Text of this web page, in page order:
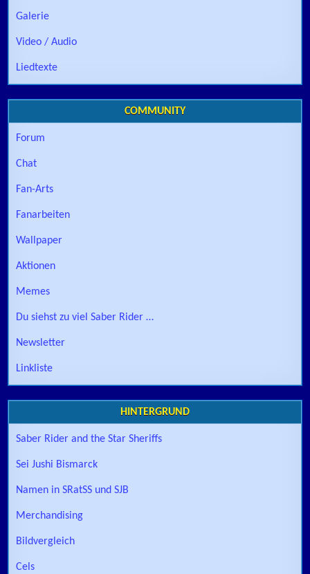
Galerie
Video / Audio
Liedtexte
COMMUNITY
Forum
Chat
Fan-Arts
Fanarbeiten
Wallpaper
Aktionen
Memes
Du siehst zu viel Saber Rider …
Newsletter
Linkliste
HINTERGRUND
Saber Rider and the Star Sheriffs
Sei Jushi Bismarck
Namen in SRatSS und SJB
Merchandising
Bildvergleich
Cels